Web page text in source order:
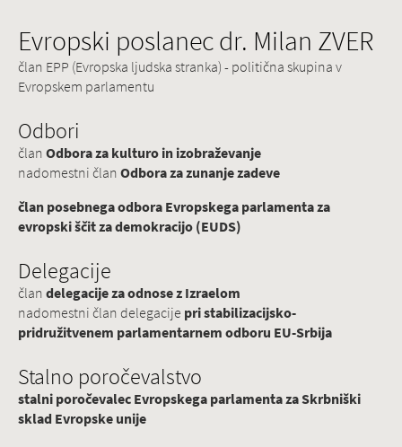
Evropski poslanec dr. Milan ZVER
član EPP (Evropska ljudska stranka) - politična skupina v
Evropskem parlamentu
Odbori
članOdbora za kulturo in izobraževanje
nadomestni članOdbora za zunanje zadeve
član posebnega odbora Evropskega parlamenta za
evropski ščit za demokracijo (EUDS)
Delegacije
člandelegacije za odnose z Izraelom
nadomestni član delegacije pri stabilizacijsko-
pridružitvenem parlamentarnem odboru EU-Srbija
Stalno poročevalstvo
stalni poročevalec Evropskega parlamenta za Skrbniški
sklad Evropske unije